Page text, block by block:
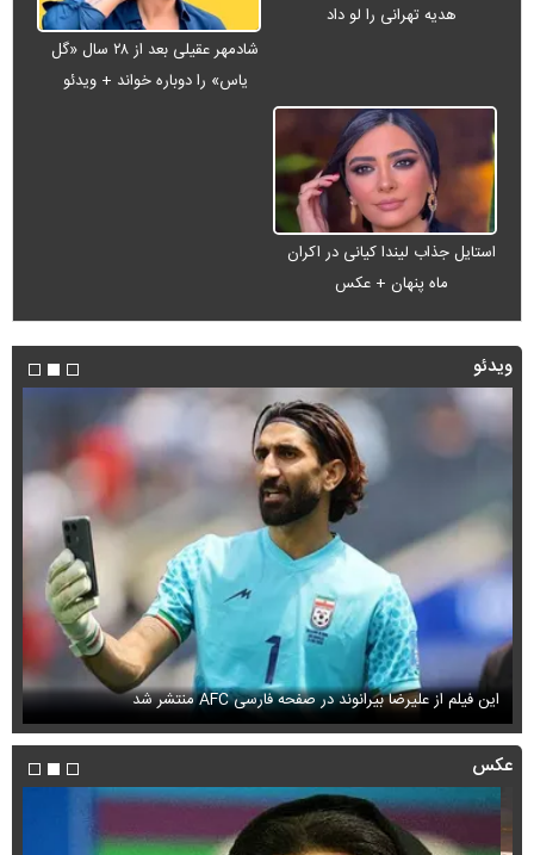
هدیه تهرانی را لو داد
شادمهر عقیلی بعد از ۲۸ سال «گل
یاس» را دوباره خواند + ویدئو
استایل جذاب لیندا کیانی در اکران
ماه پنهان + عکس
ویدئو
این فیلم از علیرضا بیرانوند در صفحه فارسی AFC منتشر شد
عکس